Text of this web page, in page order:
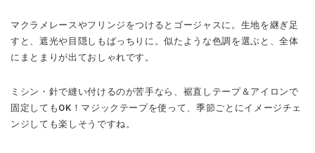
マクラメレースやフリンジをつけるとゴージャスに。生地を継ぎ足
すと、遮光や目隠しもばっちりに。似たような色調を選ぶと、全体
にまとまりが出ておしゃれです。
ミシン・針で縫い付けるのが苦手なら、裾直しテープ＆アイロンで
固定してもOK！マジックテープを使って、季節ごとにイメージチェ
ンジしても楽しそうですね。